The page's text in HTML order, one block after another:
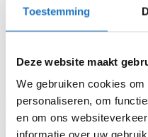
Toestemming
Deze website maakt
We gebruiken cookies
personaliseren, om
en om ons
informatie over uw
Type vervoer
Touringcar
Vertrekadres
Vertrektijd heenreis
Eindbestemming
Aantal personen
Naam
Telefoon